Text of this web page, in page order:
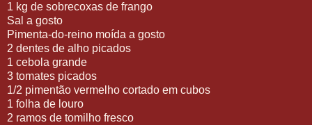
1 kg de sobrecoxas de frango
Sal a gosto
Pimenta-do-reino moída a gosto
2 dentes de alho picados
1 cebola grande
3 tomates picados
1/2 pimentão vermelho cortado em cubos
1 folha de louro
2 ramos de tomilho fresco